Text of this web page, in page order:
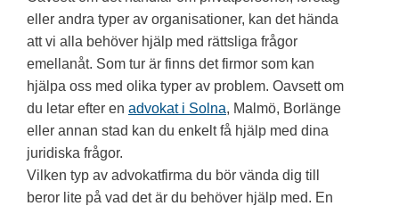
eller andra typer av organisationer, kan det hända
att vi alla behöver hjälp med rättsliga frågor
emellanåt. Som tur är finns det firmor som kan
hjälpa oss med olika typer av problem. Oavsett om
du letar efter en advokat i Solna, Malmö, Borlänge
eller annan stad kan du enkelt få hjälp med dina
juridiska frågor.
Vilken typ av advokatfirma du bör vända dig till
beror lite på vad det är du behöver hjälp med. En